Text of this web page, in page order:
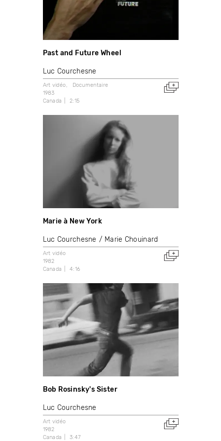
Past and Future Wheel
Luc Courchesne
Art vidéo
Documentaire
1983
Canada
2:15
Marie à New York
Luc Courchesne Marie Chouinard
Art vidéo
1982
Canada
4:16
Bob Rosinsky's Sister
Luc Courchesne
Art vidéo
1982
Canada
3:47